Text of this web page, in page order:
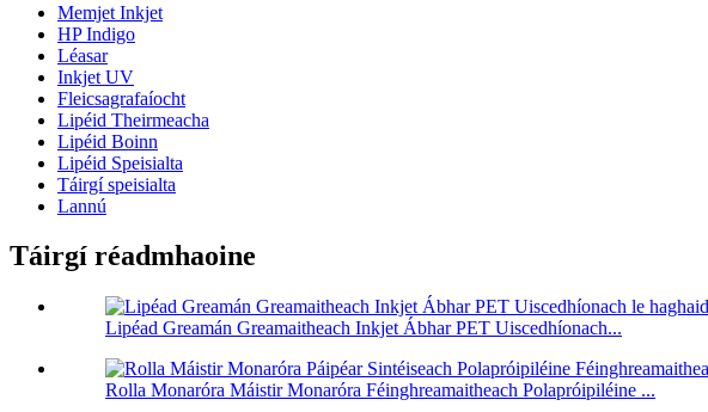
Memjet Inkjet
HP Indigo
Léasar
Inkjet UV
Fleicsagrafaíocht
Lipéid Theirmeacha
Lipéid Boinn
Lipéid Speisialta
Táirgí speisialta
Lannú
Táirgí réadmhaoine
Lipéad Greamán Greamaitheach Inkjet Ábhar PET Uiscedhíonach...
Rolla Monaróra Máistir Monaróra Féinghreamaitheach Polapróipiléine ...